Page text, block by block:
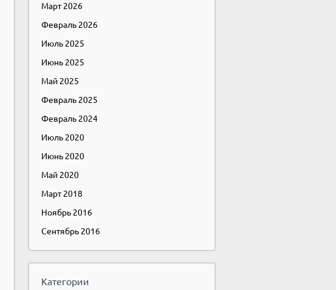
Март 2026
Февраль 2026
Июль 2025
Июнь 2025
Май 2025
Февраль 2025
Февраль 2024
Июль 2020
Июнь 2020
Май 2020
Март 2018
Ноябрь 2016
Сентябрь 2016
Категории